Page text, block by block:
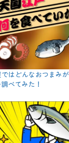
はどんなおつまみ
べてみた！